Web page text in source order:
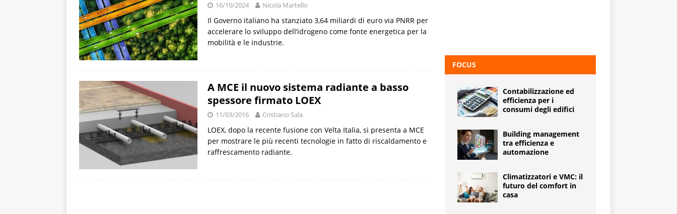
16/10/2024 Nicola Martello
Il Governo italiano ha stanziato 3,64 miliardi di euro via PNRR per
accelerare lo sviluppo dell’idrogeno come fonte energetica per la
mobilità e le industrie.
A MCE il nuovo sistema radiante a basso
spessore firmato LOEX
11/03/2016 Cristiano Sala
LOEX, dopo la recente fusione con Velta Italia, si presenta a MCE
per mostrare le più recenti tecnologie in fatto di riscaldamento e
raffrescamento radiante.
FOCUS
Contabilizzazione ed
efficienza per i
consumi degli edifici
Building management
tra efficienza e
automazione
Climatizzatori e VMC: il
futuro del comfort in
casa